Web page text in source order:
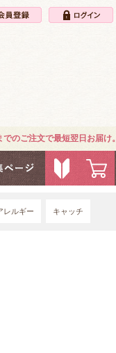
のご注文で最短翌日お届け。
レルギー キャッチ